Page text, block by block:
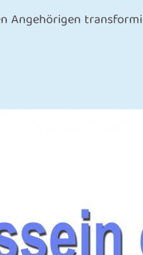
Angehörigen